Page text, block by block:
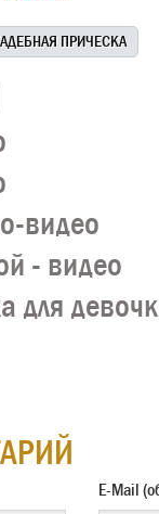
ПРИЧЕСКА
видео
- видео
для
E-